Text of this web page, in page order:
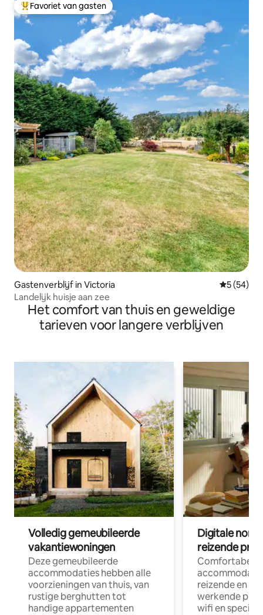
Topfavoriet van gasten
Favoriet van gasten
Gastenverblijf in Victoria
5 (54)
Landelijk huisje aan zee
Het comfort van thuis en geweldige
tarieven voor langere verblijven
Volledig gemeubileerde
vakantiewoningen
Deze gemeubileerde
accommodaties hebben alle
voorzieningen van thuis, van
rustige berghutten tot
handige appartementen
Digitale
reizende
Comfortabele
reizende en
werkende
wifi en